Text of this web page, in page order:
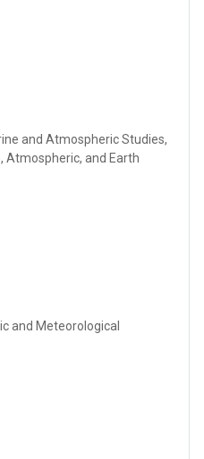
and Atmospheric Studies,
Atmospheric, and Earth
and Meteorological